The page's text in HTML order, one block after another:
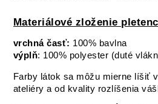
Materiálové zloženie
vrchná časť: 100% bavlna
výplň: 100% polyester (duté
Farby látok sa môžu mierne líšiť
ateliéry a od kvality rozlíšenia